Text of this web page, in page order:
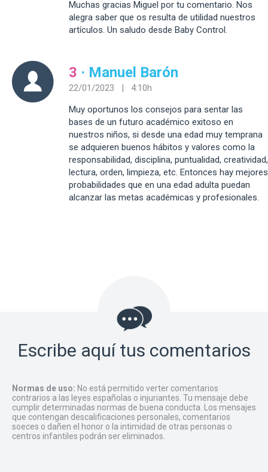
Muchas gracias Miguel por tu comentario. Nos
alegra saber que os resulta de utilidad nuestros
artículos. Un saludo desde Baby Control.
3 · Manuel Barón
22/01/2023 | 4:10h
Muy oportunos los consejos para sentar las
bases de un futuro académico exitoso en
nuestros niños, si desde una edad muy temprana
se adquieren buenos hábitos y valores como la
responsabilidad, disciplina, puntualidad, creatividad,
lectura, orden, limpieza, etc. Entonces hay mejores
probabilidades que en una edad adulta puedan
alcanzar las metas académicas y profesionales.
Escribe aquí tus comentarios
Normas de uso: No está permitido verter comentarios
contrarios a las leyes españolas o injuriantes. Tu mensaje debe
cumplir determinadas normas de buena conducta. Los mensajes
que contengan descalificaciones personales, comentarios
soeces o dañen el honor o la intimidad de otras personas o
centros infantiles podrán ser eliminados.